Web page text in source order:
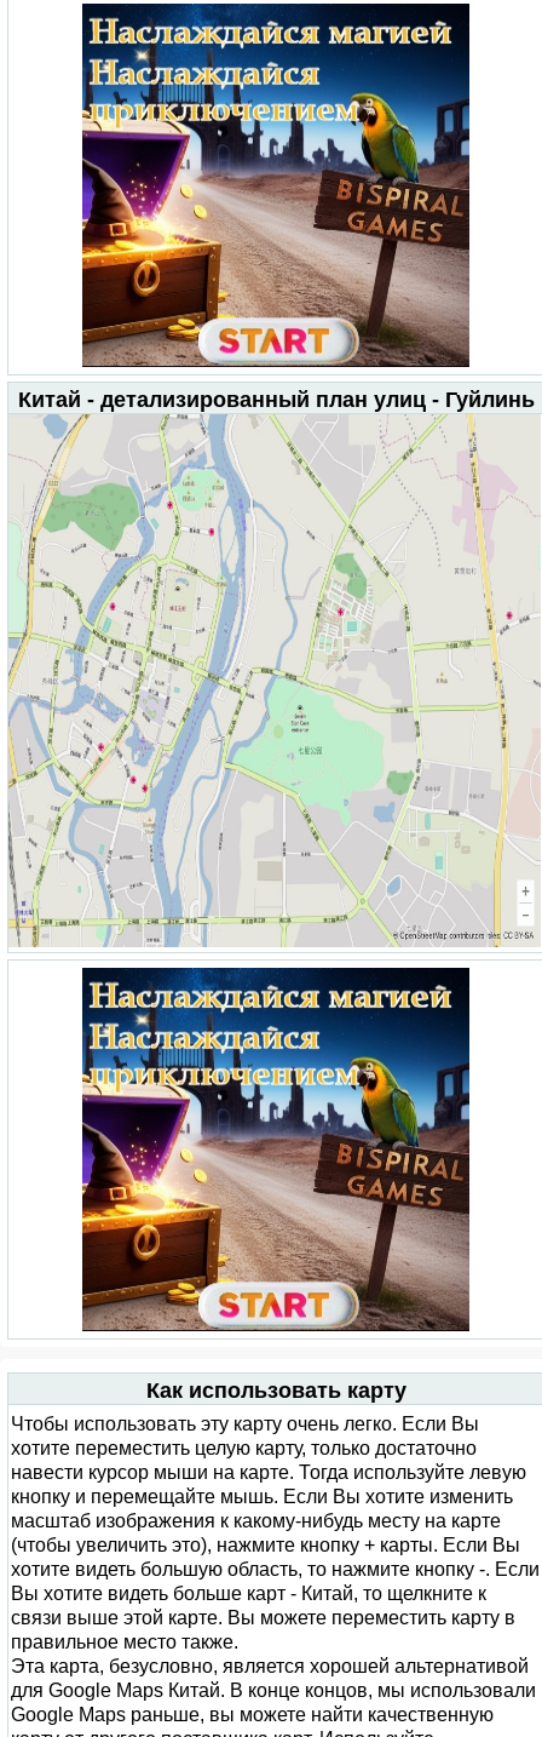
Китай - детализированный план улиц - Гуйлинь
Как использовать карту
Чтобы использовать эту карту очень легко. Если Вы
хотите переместить целую карту, только достаточно
навести курсор мыши на карте. Тогда используйте левую
кнопку и перемещайте мышь. Если Вы хотите изменить
масштаб изображения к какому-нибудь месту на карте
(чтобы увеличить это), нажмите кнопку + карты. Если Вы
хотите видеть большую область, то нажмите кнопку -. Если
Вы хотите видеть больше карт - Китай, то щелкните к
связи выше этой карте. Вы можете переместить карту в
правильное место также.
Эта карта, безусловно, является хорошей альтернативой
для Google Maps Китай. В конце концов, мы использовали
Google Maps раньше, вы можете найти качественную